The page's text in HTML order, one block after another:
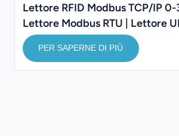
Lettore RFID Modbus TCP/IP 0-
Lettore Modbus RTU | Lettore
MHz
PER SAPERNE DI PIÙ